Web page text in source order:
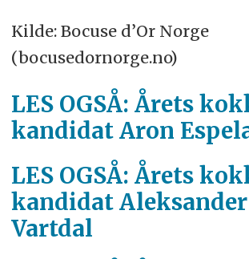
Kilde: Bocuse d’Or Norge
(bocusedornorge.no)
LES OGSÅ: Årets
kandidat Aron
LES OGSÅ: Årets
kandidat
Vartdal